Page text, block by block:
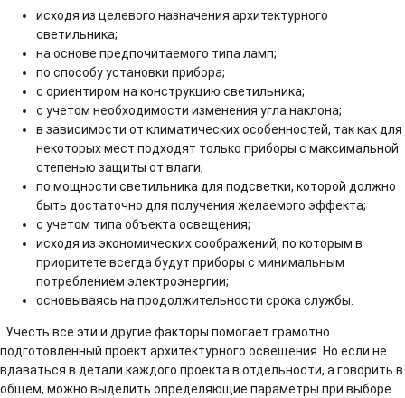
исходя из целевого назначения архитектурного
светильника;
на основе предпочитаемого типа ламп;
по способу установки прибора;
с ориентиром на конструкцию светильника;
с учетом необходимости изменения угла наклона;
в зависимости от климатических особенностей, так как для
некоторых мест подходят только приборы с максимальной
степенью защиты от влаги;
по мощности светильника для подсветки, которой должно
быть достаточно для получения желаемого эффекта;
с учетом типа объекта освещения;
исходя из экономических соображений, по которым в
приоритете всегда будут приборы с минимальным
потреблением электроэнергии;
основываясь на продолжительности срока службы.
Учесть все эти и другие факторы помогает грамотно
подготовленный проект архитектурного освещения. Но если не
вдаваться в детали каждого проекта в отдельности, а говорить в
общем, можно выделить определяющие параметры при выборе